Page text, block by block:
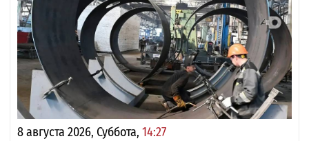
8 августа 2026, Суббота, 14:27